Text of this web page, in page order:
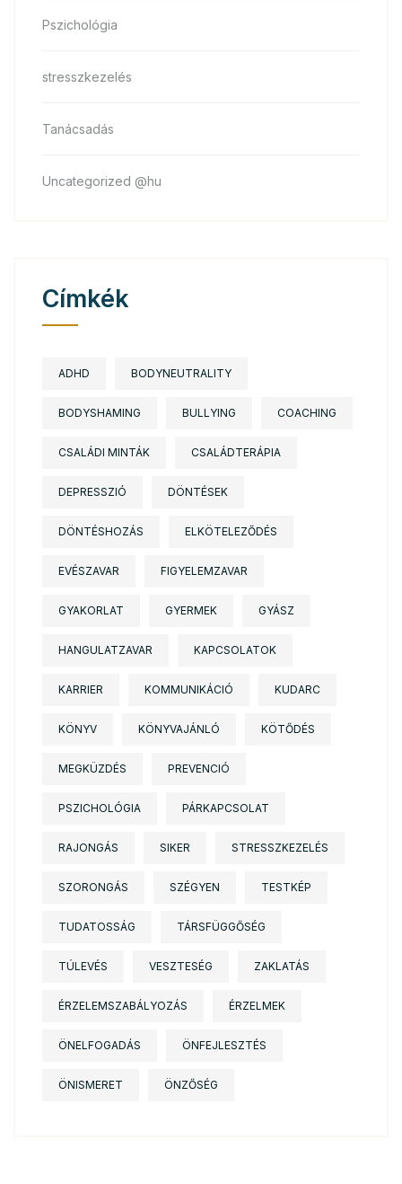
Pszichológia
stresszkezelés
Tanácsadás
Uncategorized @hu
Címkék
ADHD BODYNEUTRALITY
BODYSHAMING BULLYING COACHING
CSALÁDI MINTÁK CSALÁDTERÁPIA
DEPRESSZIÓ DÖNTÉSEK
DÖNTÉSHOZÁS ELKÖTELEZŐDÉS
EVÉSZAVAR FIGYELEMZAVAR
GYAKORLAT GYERMEK GYÁSZ
HANGULATZAVAR KAPCSOLATOK
KARRIER KOMMUNIKÁCIÓ KUDARC
KÖNYV KÖNYVAJÁNLÓ KÖTŐDÉS
MEGKÜZDÉS PREVENCIÓ
PSZICHOLÓGIA PÁRKAPCSOLAT
RAJONGÁS SIKER STRESSZKEZELÉS
SZORONGÁS SZÉGYEN TESTKÉP
TUDATOSSÁG TÁRSFÜGGŐSÉG
TÚLEVÉS VESZTESÉG ZAKLATÁS
ÉRZELEMSZABÁLYOZÁS ÉRZELMEK
ÖNELFOGADÁS ÖNFEJLESZTÉS
ÖNISMERET ÖNZŐSÉG